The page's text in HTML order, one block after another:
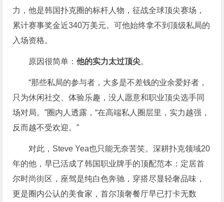
力，他是韩国扑克圈的标杆人物，征战全球顶尖赛场，
累计赛事奖金近340万美元。可他始终拿不到顶级私局的
入场资格。
原因很简单：他的实力太过顶尖。
“那些私局的参与者，大多是不差钱的业余爱好者，
只为休闲社交、体验乐趣，没人愿意和职业顶尖选手同
场对局。”圈内人透露，“在高端私人圈层里，实力越强，
反而越不受欢迎。”
对此，Steve Yea也只能无奈苦笑。深耕扑克领域20
年的他，早已活成了韩国职业牌手的顶配范本：定居首
尔时尚街区，座驾是纯白色奔驰，穿搭尽显轻奢品味，
更是圈内公认的美食家，首尔顶奢餐厅早已打卡无数